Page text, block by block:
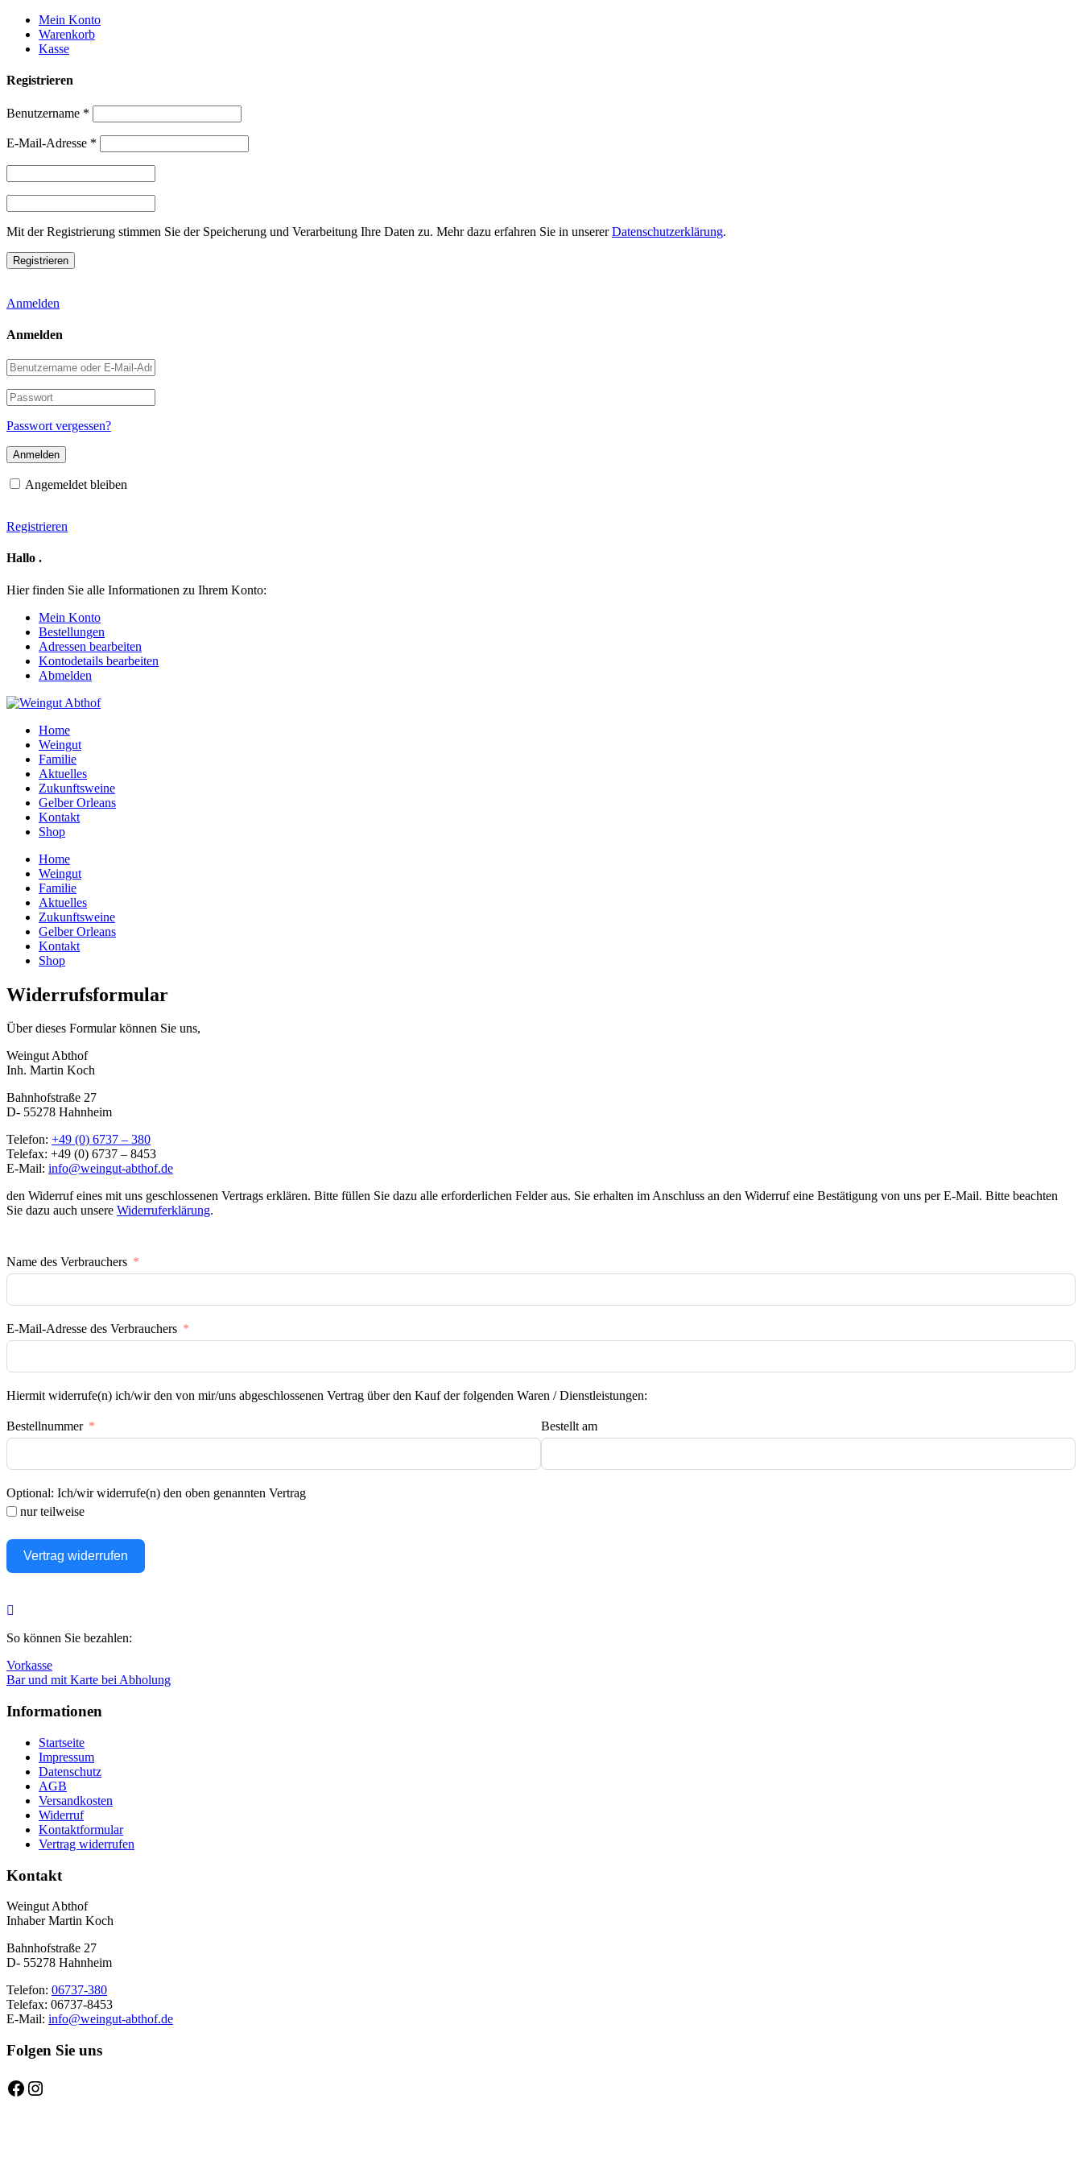
Weiter
zum
Inhalt
Mein Konto
Warenkorb
Kasse
Registrieren
Benutzername *
E-Mail-Adresse *
Mit der Registrierung stimmen Sie der Speicherung und Verarbeitung Ihre Daten zu. Mehr dazu erfahren Sie in unsererDatenschutzerklärung.
Anmelden
Anmelden
Benutzername
oder
E-
Mail-
Adresse
Passwort
Passwort vergessen?
Angemeldet bleiben
Registrieren
Hallo .
Hier finden Sie alle Informationen zu Ihrem Konto:
Mein Konto
Bestellungen
Adressen bearbeiten
Kontodetails bearbeiten
Abmelden
Home
Weingut
Familie
Aktuelles
Zukunftsweine
Gelber Orleans
Kontakt
Shop
Home
Weingut
Familie
Aktuelles
Zukunftsweine
Gelber Orleans
Kontakt
Shop
Widerrufsformular
Über dieses Formular können Sie uns,
Weingut Abthof
Inh. Martin Koch
Bahnhofstraße 27
D- 55278 Hahnheim
Telefon: +49 (0) 6737 – 380
Telefax: +49 (0) 6737 – 8453
E-Mail: info@weingut-abthof.de
den Widerruf eines mit uns geschlossenen Vertrags erklären. Bitte füllen Sie dazu alle erforderlichen Felder aus. Sie erhalten im Anschluss an den Widerruf eine Bestätigung von uns per E-Mail. Bitte beachten
Sie dazu auch unsere Widerruferklärung.
Name des Verbrauchers
E-Mail-Adresse des Verbrauchers
Hiermit widerrufe(n) ich/wir den von mir/uns abgeschlossenen Vertrag über den Kauf der folgenden Waren / Dienstleistungen:
Bestellnummer Bestellt am
Optional: Ich/wir widerrufe(n) den oben genannten Vertrag
nur teilweise
Vertrag widerrufen
So können Sie bezahlen:
Vorkasse
Bar und mit Karte bei Abholung
Informationen
Startseite
Impressum
Datenschutz
AGB
Versandkosten
Widerruf
Kontaktformular
Vertrag widerrufen
Kontakt
Weingut Abthof
Inhaber Martin Koch
Bahnhofstraße 27
D- 55278 Hahnheim
Telefon: 06737-380
Telefax: 06737-8453
E-Mail: info@weingut-abthof.de
Folgen Sie uns
Facebook
Instagram